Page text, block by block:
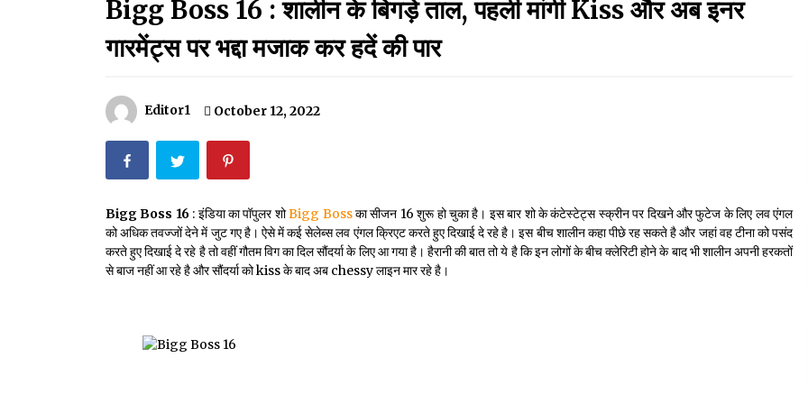
मदरसों का नाम अब्दुल कलाम के नाम पर रखने की घोषणा
September 7, 2023
May 14, 2022
Thought Of The Day 11 May
May 11, 2022
Thought Of The Day 10 May
May 10, 2022
Bigg Boss 16 : शालीन के बिगड़े ताल, पहली मांगी Kiss और अब इनर
गारमेंट्स पर भद्दा मजाक कर हदें की पार
Editor1 October 12, 2022
Bigg Boss 16: इंडिया का पॉपुलर शोBigg Bossका सीजन 16 शुरू हो चुका है। इस बार शो के कंटेस्टेट्स स्क्रीन पर दिखने और फुटेज के लिए लव एंगल
को अधिक तवज्जों देने में जुट गए है। ऐसे में कई सेलेब्स लव एंगल क्रिएट करते हुए दिखाई दे रहे है। इस बीच शालीन कहा पीछे रह सकते है और जहां वह टीना को पसंद
करते हुए दिखाई दे रहे है तो वहीं गौतम विग का दिल सौंदर्या के लिए आ गया है। हैरानी की बात तो ये है कि इन लोगों के बीच क्लेरिटी होने के बाद भी शालीन अपनी हरकतों
से बाज नहीं आ रहे है और सौंदर्या को kiss के बाद अब chessy लाइन मार रहे है।